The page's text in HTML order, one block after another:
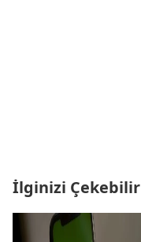
İlginizi Çekebilir